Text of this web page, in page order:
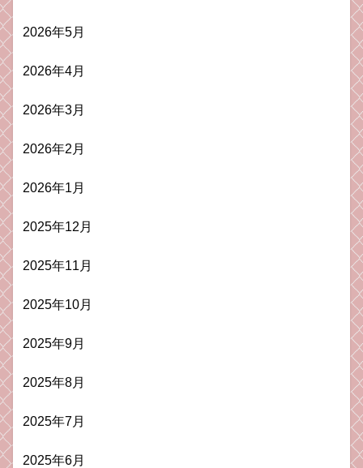
2026年5月
2026年4月
2026年3月
2026年2月
2026年1月
2025年12月
2025年11月
2025年10月
2025年9月
2025年8月
2025年7月
2025年6月